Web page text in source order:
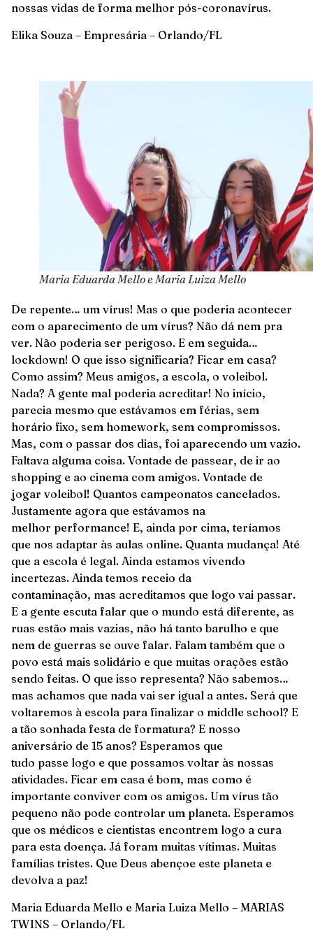
nossas vidas de forma melhor pós-coronavírus.
Elika Souza – Empresária – Orlando/FL
Maria Eduarda Mello e Maria Luiza Mello
De repente… um vírus! Mas o que poderia acontecer
com o aparecimento de um vírus? Não dá nem pra
ver. Não poderia ser perigoso. E em seguida…
lockdown! O que isso significaria? Ficar em casa?
Como assim? Meus amigos, a escola, o voleibol.
Nada? A gente mal poderia acreditar! No início,
parecia mesmo que estávamos em férias, sem
horário fixo, sem homework, sem compromissos.
Mas, com o passar dos dias, foi aparecendo um vazio.
Faltava alguma coisa. Vontade de passear, de ir ao
shopping e ao cinema com amigos. Vontade de
jogar voleibol! Quantos campeonatos cancelados.
Justamente agora que estávamos na
melhor performance! E, ainda por cima, teríamos
que nos adaptar às aulas online. Quanta mudança! Até
que a escola é legal. Ainda estamos vivendo
incertezas. Ainda temos receio da
contaminação, mas acreditamos que logo vai passar.
E a gente escuta falar que o mundo está diferente, as
ruas estão mais vazias, não há tanto barulho e que
nem de guerras se ouve falar. Falam também que o
povo está mais solidário e que muitas orações estão
sendo feitas. O que isso representa? Não sabemos…
mas achamos que nada vai ser igual a antes. Será que
voltaremos à escola para finalizar o middle school? E
a tão sonhada festa de formatura? E nosso
aniversário de 15 anos? Esperamos que
tudo passe logo e que possamos voltar às nossas
atividades. Ficar em casa é bom, mas como é
importante conviver com os amigos. Um vírus tão
pequeno não pode controlar um planeta. Esperamos
que os médicos e cientistas encontrem logo a cura
para esta doença. Já foram muitas vítimas. Muitas
famílias tristes. Que Deus abençoe este planeta e
devolva a paz!
Maria Eduarda Mello e Maria Luiza Mello – MARIAS
TWINS – Orlando/FL